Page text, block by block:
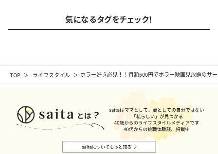
TOP ライフスタイル ホラー好き必見！！月額500円でホラー映画見放題のサ
気になるタグをチェック！